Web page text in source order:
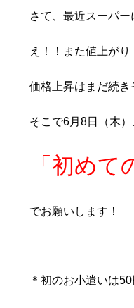
さて、最近スーパー
え！！また値上がり
価格上昇はまだ続き
そこで6月8日（木
「初めて
でお願いします！
＊初のお小遣いは